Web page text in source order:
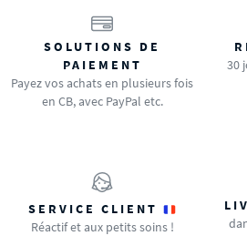
SOLUTIONS DE
PAIEMENT
Payez vos achats en plusieurs fois
en CB, avec PayPal etc.
30
SERVICE CLIENT
Réactif et aux petits soins !